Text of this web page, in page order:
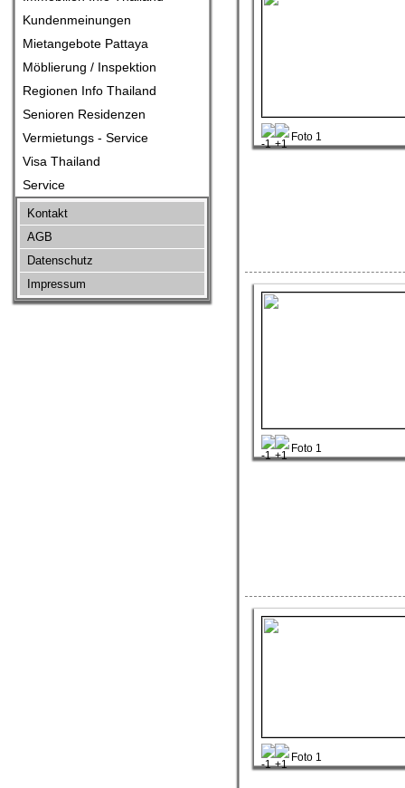
Kundenmeinungen
Mietangebote Pattaya
Möblierung / Inspektion
Regionen Info Thailand
Senioren Residenzen
Vermietungs - Service
Visa Thailand
Service
Kontakt
AGB
Datenschutz
Impressum
Foto 1
Foto 1
Foto 1